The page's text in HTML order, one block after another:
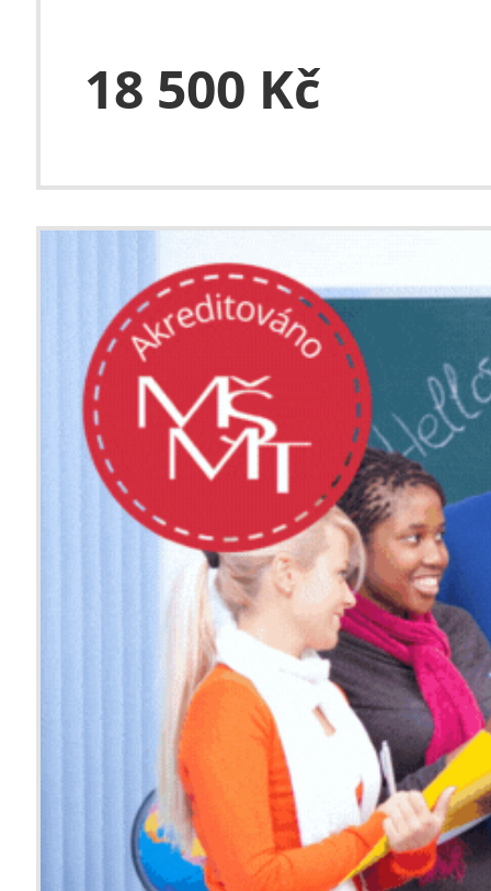
Letní
český
Rozsah: 100
Délka: 4
Místo:
Jazyk: čeština
od12 850 Kč
od552 €
18 500 Kč